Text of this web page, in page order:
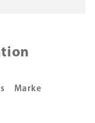
Marke